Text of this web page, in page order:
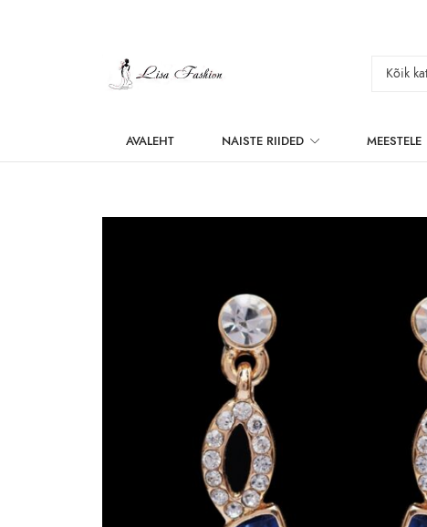
AVALEHT NAISTE RIIDED MEESTELE